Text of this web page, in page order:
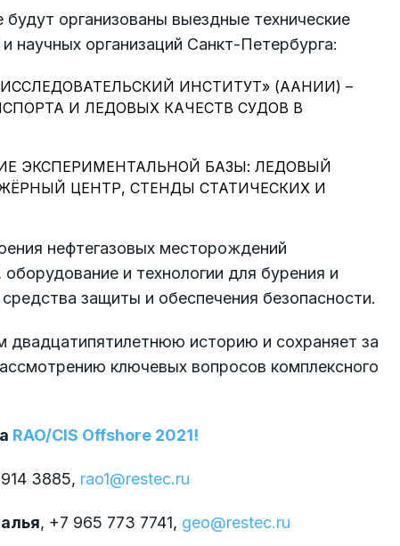
будут организованы выездные технические
организаций Санкт-Петербурга:
ИНСТИТУТ» (ААНИИ) –
И ЛЕДОВЫХ КАЧЕСТВ СУДОВ В
ЭКСПЕРИМЕНТАЛЬНОЙ БАЗЫ: ЛЕДОВЫЙ
ЦЕНТР, СТЕНДЫ СТАТИЧЕСКИХ И
нефтегазовых месторождений
и технологии для бурения и
защиты и обеспечения безопасности.
двадцатипятилетнюю историю и сохраняет за
ключевых вопросов комплексного
RAO/CIS Offshore 2021!
914 3885, rao1@restec.ru
, +7 965 773 7741, geo@restec.ru